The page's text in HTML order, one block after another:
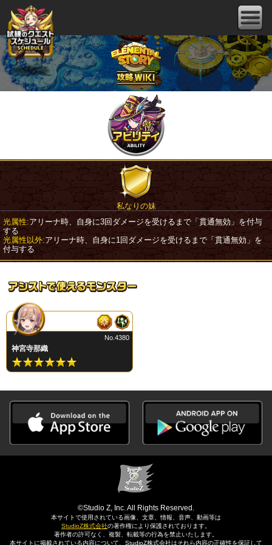
私なりの妹
光属性:アリーナ時、自身に3回ダメージを受けるまで「貫通無効」を付与
する
光属性以外:アリーナ時、自身に1回ダメージを受けるまで「貫通無効」を
付与する
神宮寺那織
No.4380
©Studio Z, Inc. All Rights Reserved.
本サイトで使用されている画像、文章、情報、音声、動画等は
StudioZ株式会社の著作権により保護されております。
著作者の許可なく、複製、転載等の行為を禁止いたします。
本サイトに掲載されている内容について、StudioZ株式会社はそれら内容の正確性を保証して